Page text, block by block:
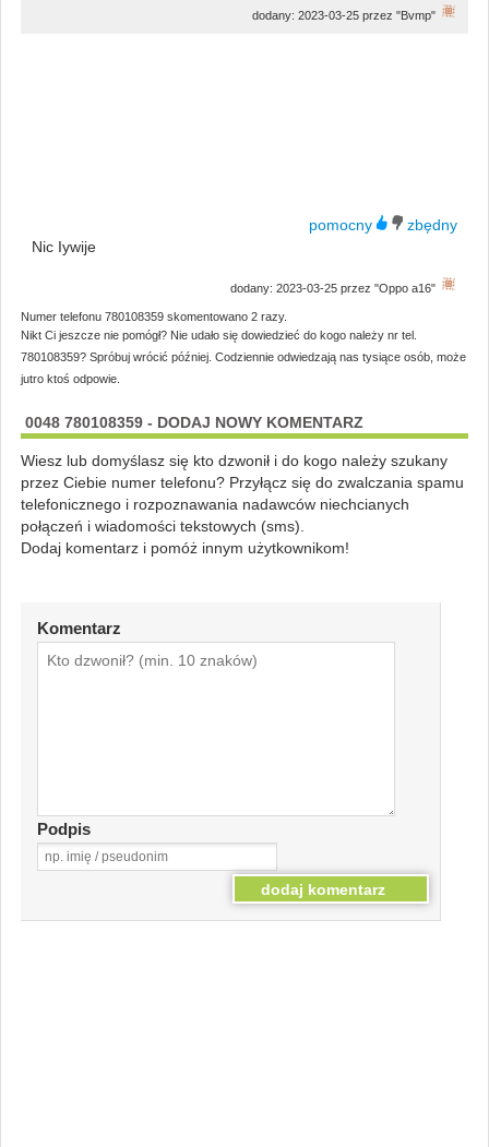
dodany: 2023-03-25 przez "Bvmp"
Nic Iywije
dodany: 2023-03-25 przez "Oppo a16"
Numer telefonu 780108359 skomentowano 2 razy.
Nikt Ci jeszcze nie pomógł? Nie udało się dowiedzieć do kogo należy nr tel.
780108359? Spróbuj wrócić później. Codziennie odwiedzają nas tysiące osób, może
jutro ktoś odpowie.
0048 780108359 - DODAJ NOWY KOMENTARZ
Wiesz lub domyślasz się kto dzwonił i do kogo należy szukany
przez Ciebie numer telefonu? Przyłącz się do zwalczania spamu
telefonicznego i rozpoznawania nadawców niechcianych
połączeń i wiadomości tekstowych (sms).
Dodaj komentarz i pomóż innym użytkownikom!
Komentarz
Podpis